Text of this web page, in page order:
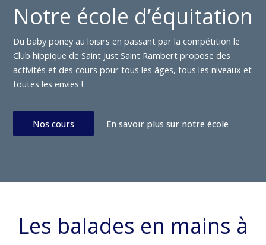
Notre école d’équitation
Du baby poney au loisirs en passant par la compétition le
Club hippique de Saint Just Saint Rambert propose des
activités et des cours pour tous les âges, tous les niveaux et
toutes les envies !
Nos cours En savoir plus sur notre école
Les balades en mains à